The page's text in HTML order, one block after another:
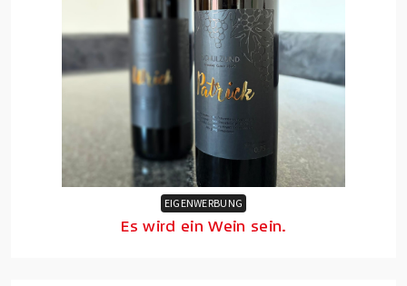
EIGENWERBUNG
Es wird ein Wein sein.